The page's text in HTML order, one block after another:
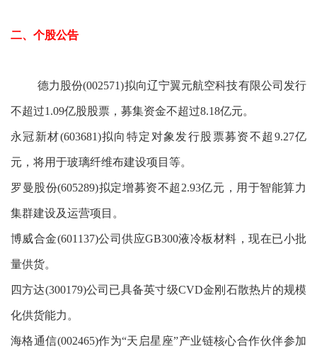
二、个股公告
德力股份(002571)拟向辽宁翼元航空科技有限公司发行
不超过1.09亿股股票，募集资金不超过8.18亿元。
永冠新材(603681)拟向特定对象发行股票募资不超9.27亿
元，将用于玻璃纤维布建设项目等。
罗曼股份(605289)拟定增募资不超2.93亿元，用于智能算力
集群建设及运营项目。
博威合金(601137)公司供应GB300液冷板材料，现在已小批
量供货。
四方达(300179)公司已具备英寸级CVD金刚石散热片的规模
化供货能力。
海格通信(002465)作为“天启星座”产业链核心合作伙伴参加